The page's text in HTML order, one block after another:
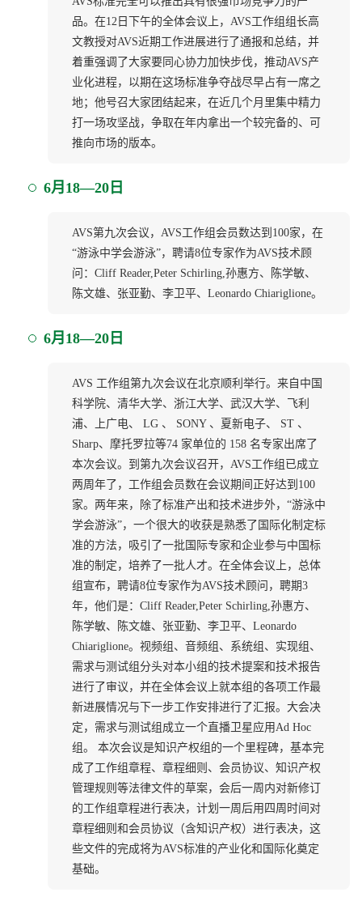
品。在12日下午的全体会议上，AVS工作组组长高
文教授对AVS近期工作进展进行了通报和总结，并
着重强调了大家要同心协力加快步伐，推动AVS产
业化进程，以期在这场标准争夺战尽早占有一席之
地；他号召大家团结起来，在近几个月里集中精力
打一场攻坚战，争取在年内拿出一个较完备的、可
推向市场的版本。
6月18—20日
AVS第九次会议，AVS工作组会员数达到100家，在
“游泳中学会游泳”，聘请8位专家作为AVS技术顾
问：Cliff Reader,Peter Schirling,孙惠方、陈学敏、
陈文雄、张亚勤、李卫平、Leonardo Chiariglione。
6月18—20日
AVS 工作组第九次会议在北京顺利举行。来自中国
科学院、清华大学、浙江大学、武汉大学、飞利
浦、上广电、 LG 、 SONY 、夏新电子、 ST 、
Sharp、摩托罗拉等74 家单位的 158 名专家出席了
本次会议。到第九次会议召开，AVS工作组已成立
两周年了，工作组会员数在会议期间正好达到100
家。两年来，除了标准产出和技术进步外，“游泳中
学会游泳”，一个很大的收获是熟悉了国际化制定标
准的方法，吸引了一批国际专家和企业参与中国标
准的制定，培养了一批人才。在全体会议上，总体
组宣布，聘请8位专家作为AVS技术顾问，聘期3
年，他们是：Cliff Reader,Peter Schirling,孙惠方、
陈学敏、陈文雄、张亚勤、李卫平、Leonardo
Chiariglione。视频组、音频组、系统组、实现组、
需求与测试组分头对本小组的技术提案和技术报告
进行了审议，并在全体会议上就本组的各项工作最
新进展情况与下一步工作安排进行了汇报。大会决
定，需求与测试组成立一个直播卫星应用Ad Hoc
组。 本次会议是知识产权组的一个里程碑，基本完
成了工作组章程、章程细则、会员协议、知识产权
管理规则等法律文件的草案，会后一周内对新修订
的工作组章程进行表决，计划一周后用四周时间对
章程细则和会员协议（含知识产权）进行表决，这
些文件的完成将为AVS标准的产业化和国际化奠定
基础。